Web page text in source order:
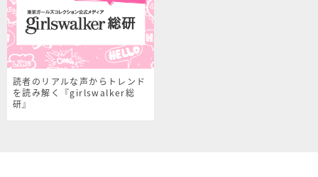
読者のリアルな声からトレンド
を読み解く『girlswalker総
研』